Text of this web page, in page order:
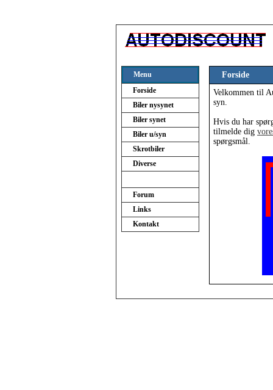
Menu
Forside
Biler nysynet
Biler synet
Biler u/syn
Skrotbiler
Diverse
Forum
Links
Kontakt
Forside
Velkommen til
syn.
Hvis du har
tilmelde dig
spørgsmål.